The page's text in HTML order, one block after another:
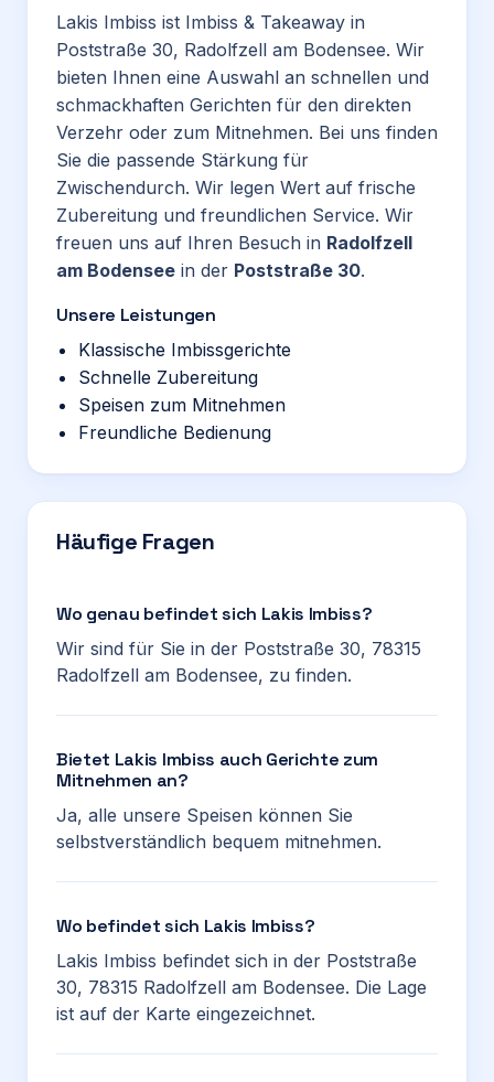
Lakis Imbiss ist Imbiss & Takeaway in
Poststraße 30, Radolfzell am Bodensee. Wir
bieten Ihnen eine Auswahl an schnellen und
schmackhaften Gerichten für den direkten
Verzehr oder zum Mitnehmen. Bei uns finden
Sie die passende Stärkung für
Zwischendurch. Wir legen Wert auf frische
Zubereitung und freundlichen Service. Wir
freuen uns auf Ihren Besuch in Radolfzell
am Bodensee in der Poststraße 30.
Unsere Leistungen
Klassische Imbissgerichte
Schnelle Zubereitung
Speisen zum Mitnehmen
Freundliche Bedienung
Häufige Fragen
Wo genau befindet sich Lakis Imbiss?
Wir sind für Sie in der Poststraße 30, 78315
Radolfzell am Bodensee, zu finden.
Bietet Lakis Imbiss auch Gerichte zum
Mitnehmen an?
Ja, alle unsere Speisen können Sie
selbstverständlich bequem mitnehmen.
Wo befindet sich Lakis Imbiss?
Lakis Imbiss befindet sich in der Poststraße
30, 78315 Radolfzell am Bodensee. Die Lage
ist auf der Karte eingezeichnet.